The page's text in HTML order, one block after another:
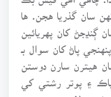
سان گذريا هجن. ها
ڳنڍجڻ کان پهريائين
پاڻ کان سوال بـ
هيترن سارن دوستن
۽ پوتر رشتي کي
تي لامحدود دوستي